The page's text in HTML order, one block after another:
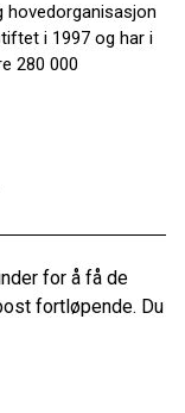
hovedorganisasjon
i 1997 og har i
280 000
for å få de
fortløpende. Du